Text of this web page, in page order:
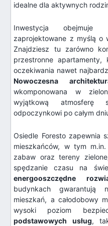
idealne dla aktywnych
Inwestycja obejmuje
zaprojektowane z myślą o
Znajdziesz tu zarówno
przestronne apartamenty,
oczekiwania nawet
Nowoczesna
wkomponowana w
wyjątkową atmosferę
odpoczynkowi po całym
Osiedle Foresto zapewnia
mieszkańców, w tym
zabaw oraz tereny
spędzanie czasu na
energooszczędne
budynkach gwarantują
mieszkań, a całodobowy
wysoki poziom
podstawowych usług,